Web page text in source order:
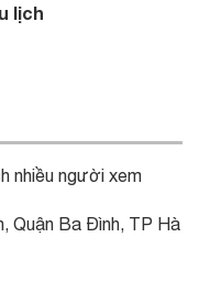
lịch
nhiều người xem
Quận Ba Đình, TP Hà